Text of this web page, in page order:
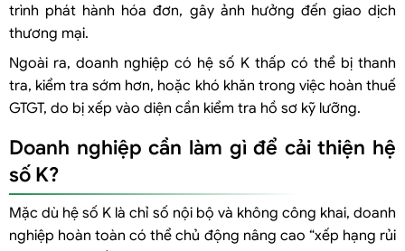
trình phát hành hóa đơn, gây ảnh hưởng đến giao dịch
thương mại.
Ngoài ra, doanh nghiệp có hệ số K thấp có thể bị thanh
tra, kiểm tra sớm hơn, hoặc khó khăn trong việc hoàn thuế
GTGT, do bị xếp vào diện cần kiểm tra hồ sơ kỹ lưỡng.
Doanh nghiệp cần làm gì để cải thiện hệ
số K?
Mặc dù hệ số K là chỉ số nội bộ và không công khai, doanh
nghiệp hoàn toàn có thể chủ động nâng cao “xếp hạng rủi